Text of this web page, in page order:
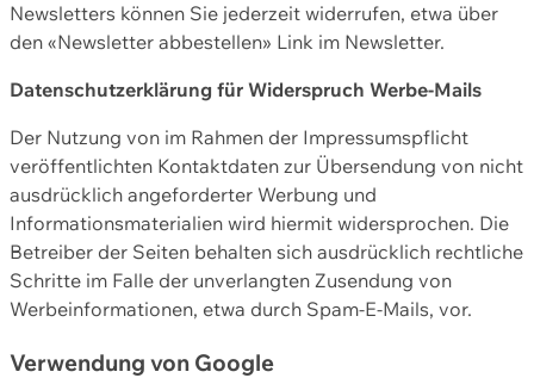
Newsletters können Sie jederzeit widerrufen, etwa über
den «Newsletter abbestellen» Link im Newsletter.
Datenschutzerklärung für Widerspruch Werbe-Mails
Der Nutzung von im Rahmen der Impressumspflicht
veröffentlichten Kontaktdaten zur Übersendung von nicht
ausdrücklich angeforderter Werbung und
Informationsmaterialien wird hiermit widersprochen. Die
Betreiber der Seiten behalten sich ausdrücklich rechtliche
Schritte im Falle der unverlangten Zusendung von
Werbeinformationen, etwa durch Spam-E-Mails, vor.
Verwendung von Google